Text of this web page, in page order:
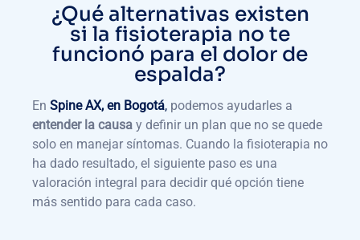
¿Qué alternativas existen
si la fisioterapia no te
funcionó para el dolor de
espalda?
En Spine AX, en Bogotá, podemos ayudarles a
entender la causa y definir un plan que no se quede
solo en manejar síntomas. Cuando la fisioterapia no
ha dado resultado, el siguiente paso es una
valoración integral para decidir qué opción tiene
más sentido para cada caso.